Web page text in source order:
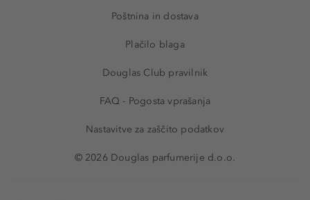
Poštnina in dostava
Plačilo blaga
Douglas Club pravilnik
FAQ - Pogosta vprašanja
Nastavitve za zaščito podatkov
© 2026 Douglas parfumerije d.o.o.